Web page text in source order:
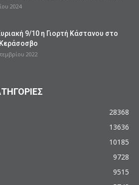
2024
9/10 η Γιορτή Κάστανου στο
2022
28368
13636
10185
9728
9515